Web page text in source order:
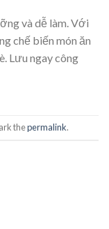
và dễ làm. Với
chế biến món ăn
Lưu ngay công
thepermalink.